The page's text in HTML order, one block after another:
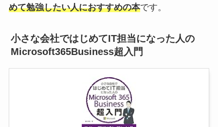
めて勉強したい人におすすめの本です。
小さな会社ではじめてIT担当になった人の
Microsoft365Business超入門